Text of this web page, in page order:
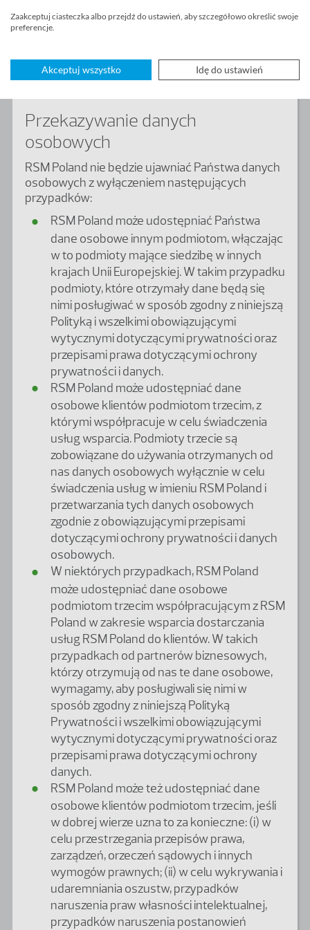
skomplikowanych, tj. wymagających po naszej
stronie dużego nakładu pracy powyższy termin
czym zostaną Państwo niezwłocznie
poinformowani.
Przekazywanie danych
osobowych
RSM Poland nie będzie ujawniać Państwa danych
osobowych z wyłączeniem następujących
przypadków:
RSM Poland może udostępniać Państwa
dane osobowe innym podmiotom, włączając
w to podmioty mające siedzibę w innych
krajach Unii Europejskiej. W takim przypadku
podmioty, które otrzymały dane będą się
nimi posługiwać w sposób zgodny z niniejszą
Polityką i wszelkimi obowiązującymi
wytycznymi dotyczącymi prywatności oraz
przepisami prawa dotyczącymi ochrony
prywatności i danych.
RSM Poland może udostępniać dane
osobowe klientów podmiotom trzecim, z
którymi współpracuje w celu świadczenia
usług wsparcia. Podmioty trzecie są
zobowiązane do używania otrzymanych od
nas danych osobowych wyłącznie w celu
świadczenia usług w imieniu RSM Poland i
przetwarzania tych danych osobowych
zgodnie z obowiązującymi przepisami
dotyczącymi ochrony prywatności i danych
osobowych.
W niektórych przypadkach, RSM Poland
może udostępniać dane osobowe
podmiotom trzecim współpracującym z RSM
Poland w zakresie wsparcia dostarczania
usług RSM Poland do klientów. W takich
przypadkach od partnerów biznesowych,
którzy otrzymują od nas te dane osobowe,
wymagamy, aby posługiwali się nimi w
sposób zgodny z niniejszą Polityką
Prywatności i wszelkimi obowiązującymi
wytycznymi dotyczącymi prywatności oraz
przepisami prawa dotyczącymi ochrony
danych.
RSM Poland może też udostępniać dane
osobowe klientów podmiotom trzecim, jeśli
w dobrej wierze uzna to za konieczne: (i) w
celu przestrzegania przepisów prawa,
zarządzeń, orzeczeń sądowych i innych
wymogów prawnych; (ii) w celu wykrywania i
udaremniania oszustw, przypadków
naruszenia praw własności intelektualnej,
przypadków naruszenia postanowień
Zaakceptuj ciasteczka albo przejdź do ustawień, aby szczegółowo określić swoje
preferencje.
Akceptuj wszystko Idę do ustawień